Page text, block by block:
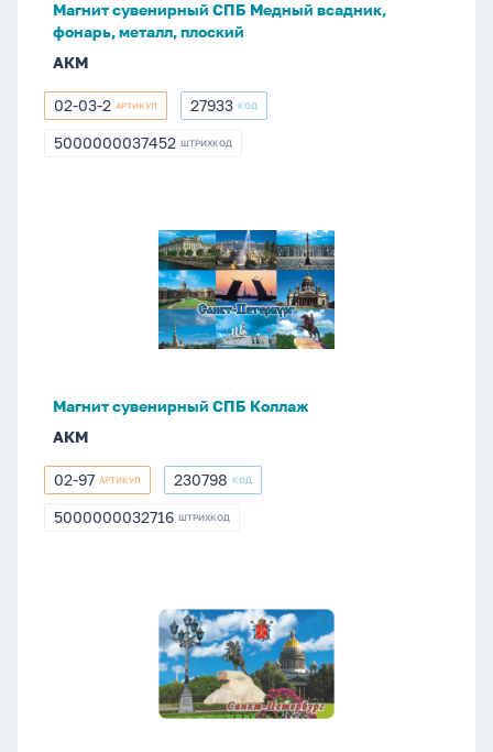
Магнит сувенирный СПБ Медный всадник,
фонарь, металл, плоский
АКМ
02-
03-
02-03-2 АРТИКУЛ 27933
27933 КОД
5000000037452
5000000037452 ШТРИХКОД
сувенирный
Магнит сувенирный СПБ Коллаж
АКМ
02-
97
02-97 АРТИКУЛ 230798
230798 КОД
5000000032716
5000000032716 ШТРИХКОД
сувенирный
всадник.Фонарь